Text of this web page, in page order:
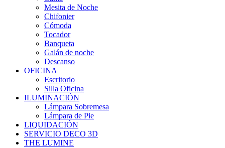
Mesita de Noche
Chifonier
Cómoda
Tocador
Banqueta
Galán de noche
Descanso
OFICINA
Escritorio
Silla Oficina
ILUMINACIÓN
Lámpara Sobremesa
Lámpara de Pie
LIQUIDACIÓN
SERVICIO DECO 3D
THE LUMINE